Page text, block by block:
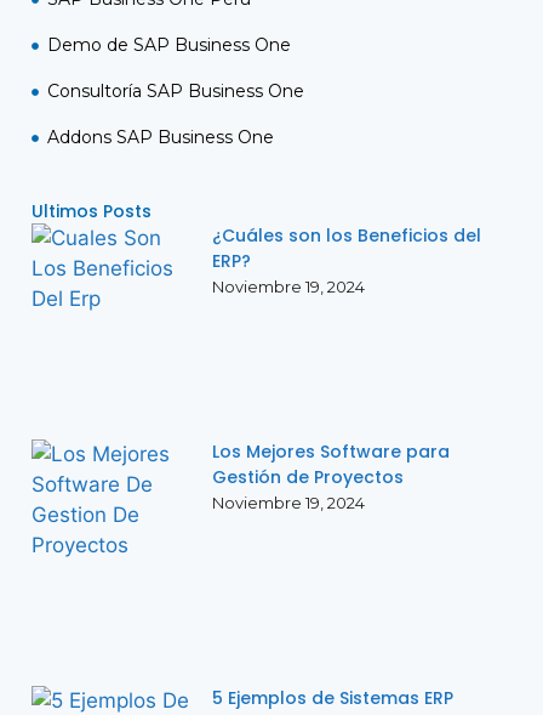
Demo de SAP Business One
Consultoría SAP Business One
Addons SAP Business One
Ultimos Posts
¿Cuáles son los Beneficios del
ERP?
Noviembre 19, 2024
Los Mejores Software para
Gestión de Proyectos
Noviembre 19, 2024
5 Ejemplos de Sistemas ERP